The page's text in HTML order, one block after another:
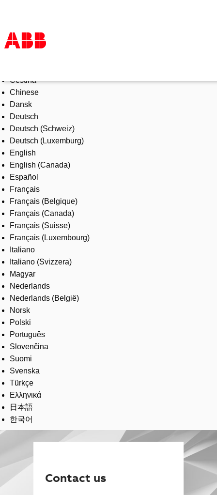
Products & Solutions
Industries
Services
About us
Where to buy
Contact us
Careers
Čeština
Chinese
Dansk
Deutsch
Deutsch (Schweiz)
Deutsch (Luxemburg)
English
English (Canada)
Español
Français
Français (Belgique)
Français (Canada)
Français (Suisse)
Français (Luxembourg)
Italiano
Italiano (Svizzera)
Magyar
Nederlands
Nederlands (België)
Norsk
Polski
Português
Slovenčina
Suomi
Svenska
Türkçe
Ελληνικά
日本語
한국어
Contact us